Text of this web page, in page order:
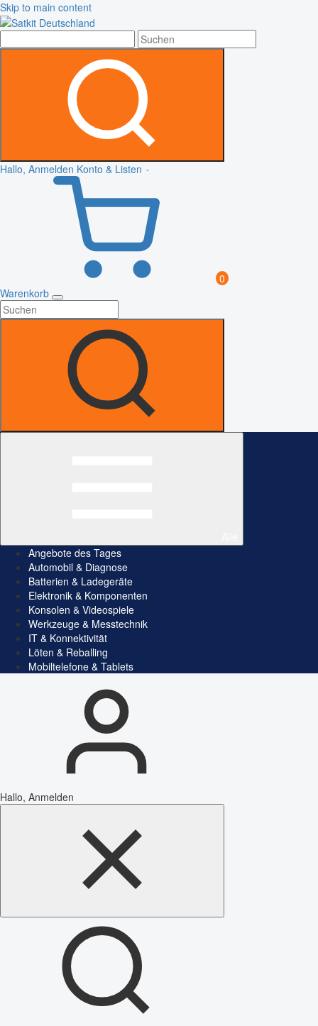
Skip to main content
Hallo, Anmelden Konto & Listen
0
Warenkorb
Angebote des Tages
Automobil & Diagnose
Batterien & Ladegeräte
Elektronik & Komponenten
Konsolen & Videospiele
Werkzeuge & Messtechnik
IT & Konnektivität
Löten & Reballing
Mobiltelefone & Tablets
Hallo, Anmelden